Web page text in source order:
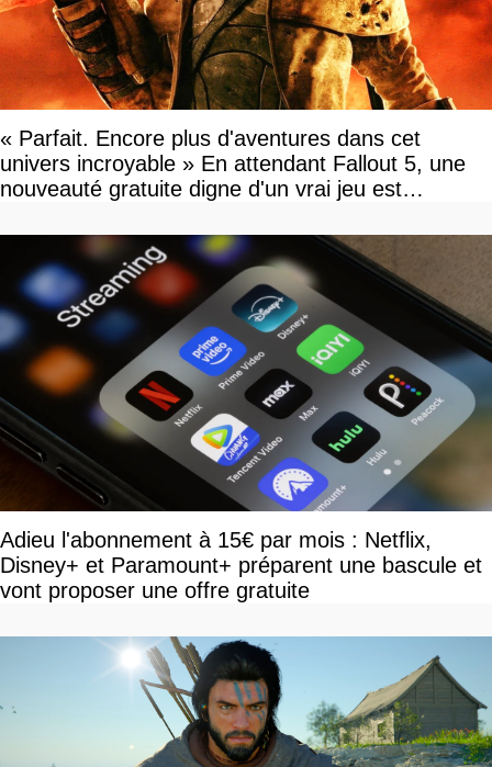
« Parfait. Encore plus d'aventures dans cet
univers incroyable » En attendant Fallout 5, une
nouveauté gratuite digne d'un vrai jeu est
Adieu l'abonnement à 15€ par mois : Netflix,
Disney+ et Paramount+ préparent une bascule et
vont proposer une offre gratuite